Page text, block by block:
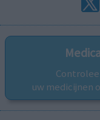
uw medicijnen